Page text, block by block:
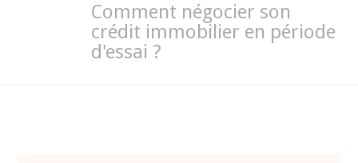
Comment négocier son
crédit immobilier en période
d'essai ?